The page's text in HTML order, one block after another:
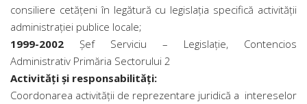
consiliere cetăţeni în legătură cu legislaţia specifică activităţii
administraţiei publice locale;
1999-2002 Şef Serviciu – Legislaţie, Contencios
Administrativ Primăria Sectorului 2
Activităţi şi responsabilităţi:
Coordonarea activităţii de reprezentare juridică a intereselor